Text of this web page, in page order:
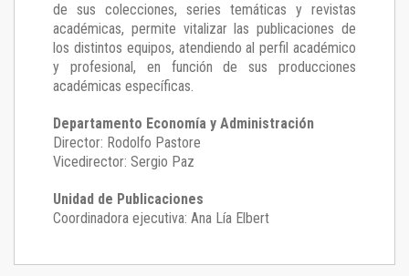
de sus colecciones, series temáticas y revistas
académicas, permite vitalizar las publicaciones de
los distintos equipos, atendiendo al perfil académico
y profesional, en función de sus producciones
académicas específicas.
Departamento Economía y Administración
Director: Rodolfo Pastore
Vicedirector: Sergio Paz
Unidad de Publicaciones
Coordinadora ejecutiva: Ana Lía Elbert